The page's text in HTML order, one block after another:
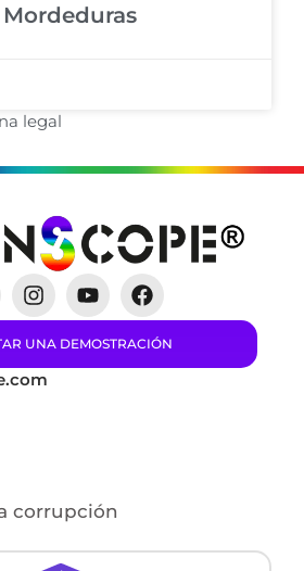
legal
UNA DEMOSTRACIÓN
corrupción